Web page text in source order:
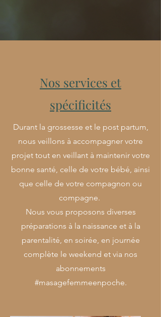
Nos services et
spécificités
Durant la grossesse et le post partum,
nous veillons à accompagner votre
projet tout en veillant à maintenir votre
bonne santé, celle de votre bébé, ainsi
que celle de votre compagnon ou
compagne.
Nous vous proposons diverses
préparations à la naissance et à la
parentalité, en soirée, en journée
complète le weekend et via nos
abonnements
#masagefemmeenpoche.